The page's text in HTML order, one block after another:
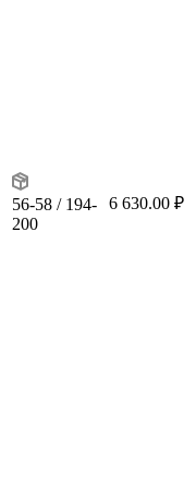
56-58 / 194-
200
6 630.00 ₽